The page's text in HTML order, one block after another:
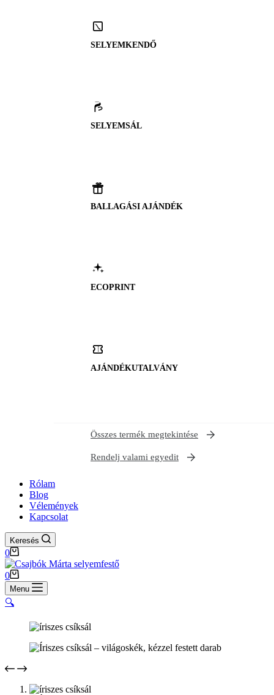
SELYEMKENDŐ
SELYEMSÁL
BALLAGÁSI AJÁNDÉK
ECOPRINT
AJÁNDÉKUTALVÁNY
Összes termék megtekintése
Rendelj valami egyedit
Rólam
Blog
Vélemények
Kapcsolat
Keresés
Shopping
cart
0
Shopping
cart
0
Menu
🔍